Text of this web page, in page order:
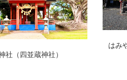
神社）
はみやま神社